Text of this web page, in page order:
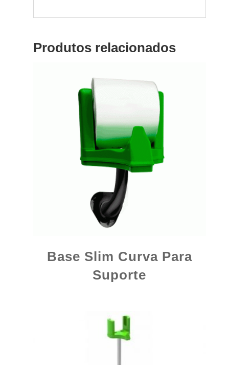
Produtos relacionados
Base Slim Curva Para
Suporte